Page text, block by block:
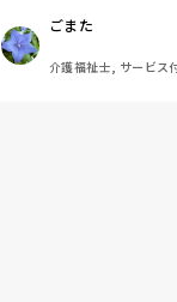
以前いた施設では当
護職がやっていたけ
も、依然として気付い
ごまた
介護福祉士, サービス